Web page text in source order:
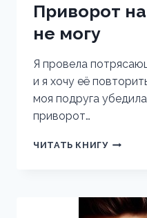
Приворот
не могу
Я провела
и я хочу её
моя подруга
приворот…
ЧИТАТЬ КНИГУ
НЕ
МОГУ